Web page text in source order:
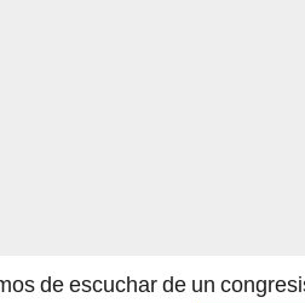
de escuchar de un